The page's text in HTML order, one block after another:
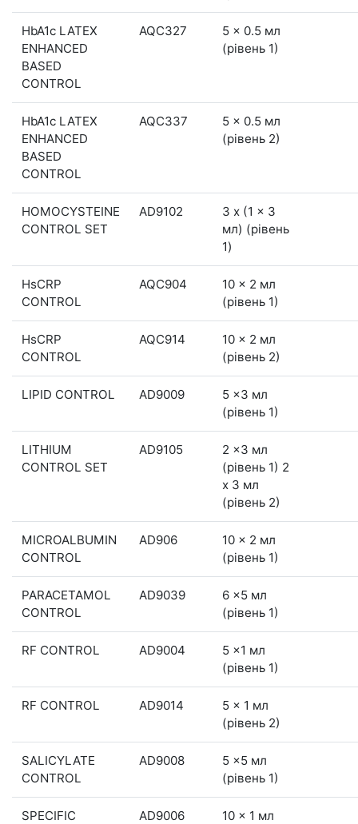
HbA1c LATEX
ENHANCED
BASED
CONTROL
AQC327
5 x 0.5 мл
(рівень 1)
HbA1c LATEX
ENHANCED
BASED
CONTROL
AQC337
5 x 0.5 мл
(рівень 2)
HOMOCYSTEINE
CONTROL SET
AD9102
3 x (1 x 3
мл) (рівень
1)
HsCRP
CONTROL
AQC904
10 x 2 мл
(рівень 1)
HsCRP
CONTROL
AQC914
10 x 2 мл
(рівень 2)
LIPID CONTROL AD9009
5 x3 мл
(рівень 1)
LITHIUM
CONTROL SET
AD9105
2 x3 мл
(рівень 1) 2
x 3 мл
(рівень 2)
MICROALBUMIN
CONTROL
AD906
10 x 2 мл
(рівень 1)
PARACETAMOL
CONTROL
AD9039
6 x5 мл
(рівень 1)
RF CONTROL AD9004
5 x1 мл
(рівень 1)
RF CONTROL AD9014
5 x 1 мл
(рівень 2)
SALICYLATE
CONTROL
AD9008
5 x5 мл
(рівень 1)
SPECIFIC
AD9006
10 x 1 мл